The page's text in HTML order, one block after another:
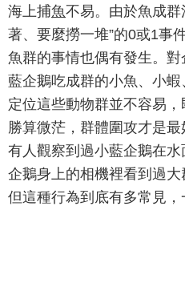
海上捕魚不易。由於魚成群
著、要麼撈一堆”的0或1事
魚群的事情也偶有發生。
藍企鵝吃成群的小魚、小蝦
定位這些動物群並不容易
勝算微茫，群體圍攻才是
有人觀察到過小藍企鵝在
企鵝身上的相機裡看到過大
但這種行為到底有多常見，